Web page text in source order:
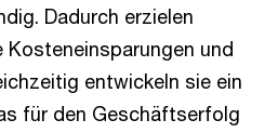
Dadurch erzielen
Kosteneinsparungen und
entwickeln sie ein
für den Geschäftserfolg